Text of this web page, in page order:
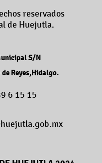
reservados
de Huejutla.
S/N
Reyes,Hidalgo.
6 15 15